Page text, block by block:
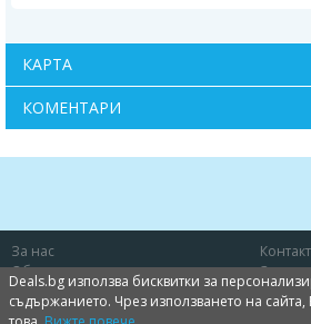
КАРТА
КОМЕНТАРИ
За нас
Общи условия
Политика за лични данни
Deals.bg използва бисквитки за
съдържанието. Чрез използването на сайта,